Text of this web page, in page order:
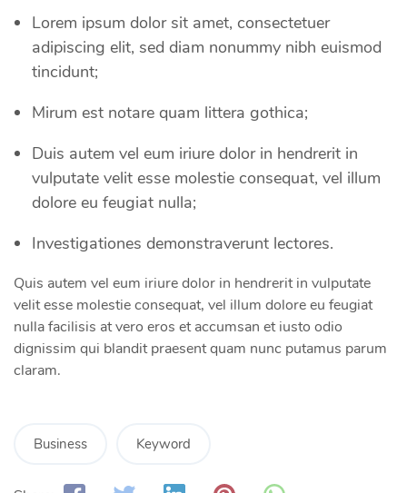
Lorem ipsum dolor sit amet, consectetuer
adipiscing elit, sed diam nonummy nibh euismod
tincidunt;
Mirum est notare quam littera gothica;
Duis autem vel eum iriure dolor in hendrerit in
vulputate velit esse molestie consequat, vel illum
dolore eu feugiat nulla;
Investigationes demonstraverunt lectores.
Quis autem vel eum iriure dolor in hendrerit in vulputate
velit esse molestie consequat, vel illum dolore eu feugiat
nulla facilisis at vero eros et accumsan et iusto odio
dignissim qui blandit praesent quam nunc putamus parum
claram.
Business Keyword